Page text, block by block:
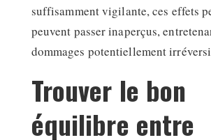
suffisamment vigilante, ces effets
peuvent passer inaperçus,
dommages potentiellement
Trouver le bon
équilibre entre